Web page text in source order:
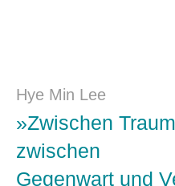
Hye Min Lee
»Zwischen
zwischen
Gegenwart und